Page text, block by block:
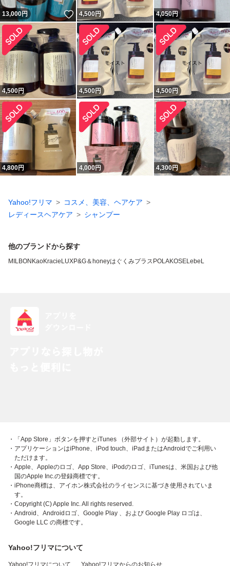
13,000円 いいね！
4,500円 4,050円
4,500円 4,500円 4,500円
4,800円 4,000円 4,300円
Yahoo!フリマ
コスメ、美容、ヘアケア
レディースヘアケア
シャンプー
他のブランドから探す
MILBON KaoKracie LUXP&G＆honeyはぐくみプラス POLAKOSELebeL
・「App Store」ボタンを押すとiTunes （外部サイト）が起動します。
・アプリケーションはiPhone、iPod touch、iPadまたはAndroidでご利用い
ただけます。
・Apple、Appleのロゴ、App Store、iPodのロゴ、iTunesは、米国および他
国のApple Inc.の登録商標です。
・iPhone商標は、アイホン株式会社のライセンスに基づき使用されていま
す。
・Copyright (C) Apple Inc. All rights reserved.
・Android、Androidロゴ、Google Play 、および Google Play ロゴは、
Google LLC の商標です。
Yahoo!フリマについて